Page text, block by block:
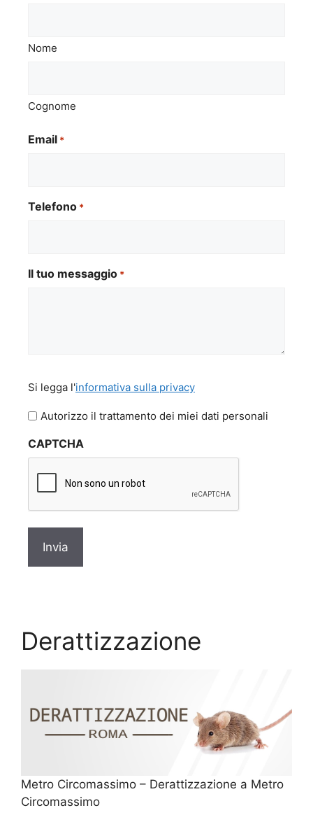
Nome
Cognome
Email *
Telefono *
Il tuo messaggio *
legga
l'informativa
privacy
Si legga l'informativa sulla privacy
Autorizzo il trattamento dei miei dati personali
CAPTCHA
Derattizzazione
Metro Circomassimo – Derattizzazione a Metro
Circomassimo